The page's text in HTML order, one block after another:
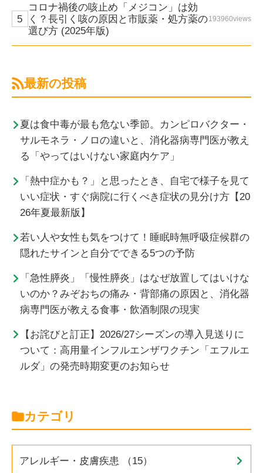
コロナ禍後の咳止め「メジコン」は効
く？長引く咳の原因と市販薬・処方薬の
選び方 (2025年版)
193960views
最新の投稿
夏は食中毒が最も危ない季節。カンピロバクター・
サルモネラ・ノロの違いと、消化器病専門医が教え
る「やってはいけない家庭内ケア」
「熱中症かも？」と思ったとき、自宅で様子を見て
いい症状・すぐ病院に行くべき症状の見分け方【20
26年夏最新版】
若い人や女性も気をつけて！睡眠時無呼吸症候群の
隠れたサインと自分でできる5つの予防
「急性膵炎」「慢性膵炎」はなぜ放置してはいけな
いのか？みぞおちの痛み・背部痛の原因と、消化器
病専門医が教える食事・飲酒制限の現実
【お詫びと訂正】2026/27シーズンの導入見送りに
ついて：高用量インフルエンザワクチン「エフルエ
ルダ」の発売時期変更のお知らせ
カテゴリ
アレルギー・皮膚疾患 （15）